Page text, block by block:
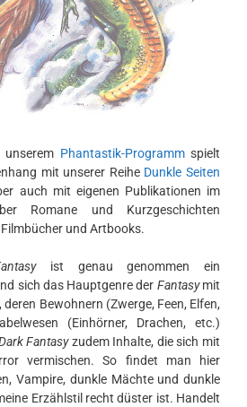
Phantastik-Programmspielt
mit unserer Reihe Dunkle Seiten
auch mit eigenen Publikationen im
Romane und Kurzgeschichten
und Artbooks.
ist genau genommen ein
sich das Hauptgenre der Fantasymit
Bewohnern (Zwerge, Feen, Elfen,
(Einhörner, Drachen, etc.)
Fantasyzudem Inhalte, die sich mit
vermischen. So findet man hier
Vampire, dunkle Mächte und dunkle
Erzählstil recht düster ist. Handelt